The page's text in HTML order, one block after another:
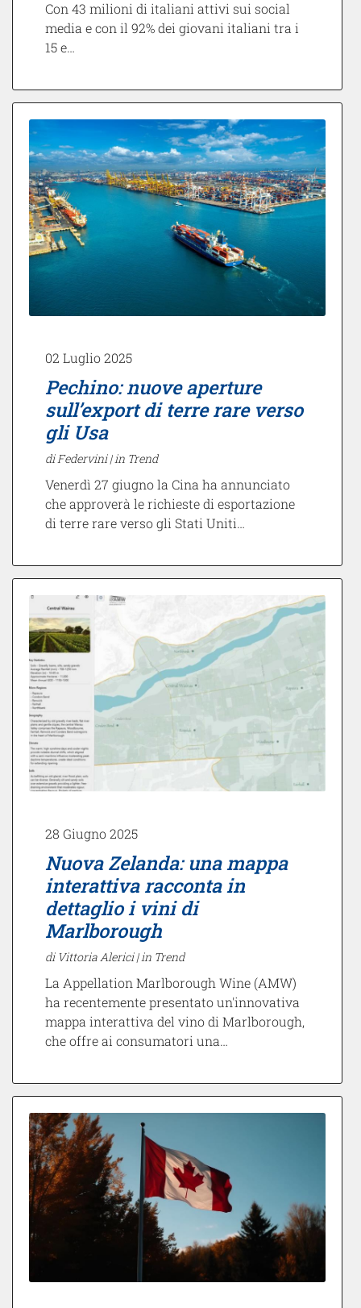
Con 43 milioni di italiani attivi sui social
media e con il 92% dei giovani italiani tra i
15 e…
02 Luglio 2025
Pechino: nuove aperture
sull’export di terre rare verso
gli Usa
di Federvini |in Trend
Venerdì 27 giugno la Cina ha annunciato
che approverà le richieste di esportazione
di terre rare verso gli Stati Uniti…
28 Giugno 2025
Nuova Zelanda: una mappa
interattiva racconta in
dettaglio i vini di
Marlborough
di Vittoria Alerici |in Trend
La Appellation Marlborough Wine (AMW)
ha recentemente presentato un'innovativa
mappa interattiva del vino di Marlborough,
che offre ai consumatori una…